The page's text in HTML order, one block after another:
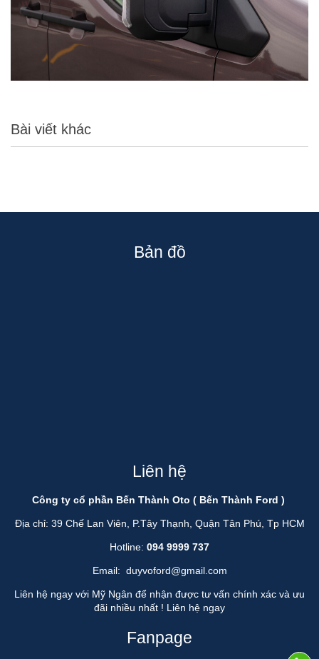
Bài viết khác
Bản đồ
Liên hệ
Công ty cổ phần Bến Thành Oto ( Bến Thành Ford )
Địa chỉ: 39 Chế Lan Viên, P.Tây Thạnh, Quận Tân Phú, Tp HCM
Hotline: 094 9999 737
Email: duyvoford@gmail.com
Liên hệ ngay với Mỹ Ngân để nhận được tư vấn chính xác và ưu
đãi nhiều nhất ! Liên hệ ngay
Fanpage